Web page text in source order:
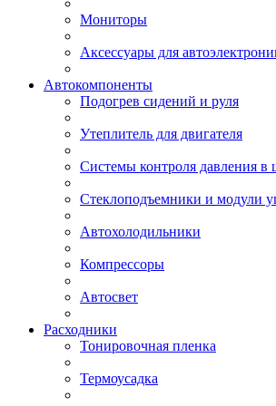
Мониторы
Аксессуары для
Автокомпоненты
Подогрев сидений и руля
Утеплитель для двигателя
Системы контроля давления в
Стеклоподъемники и модули
Автохолодильники
Компрессоры
Автосвет
Расходники
Тонировочная пленка
Термоусадка